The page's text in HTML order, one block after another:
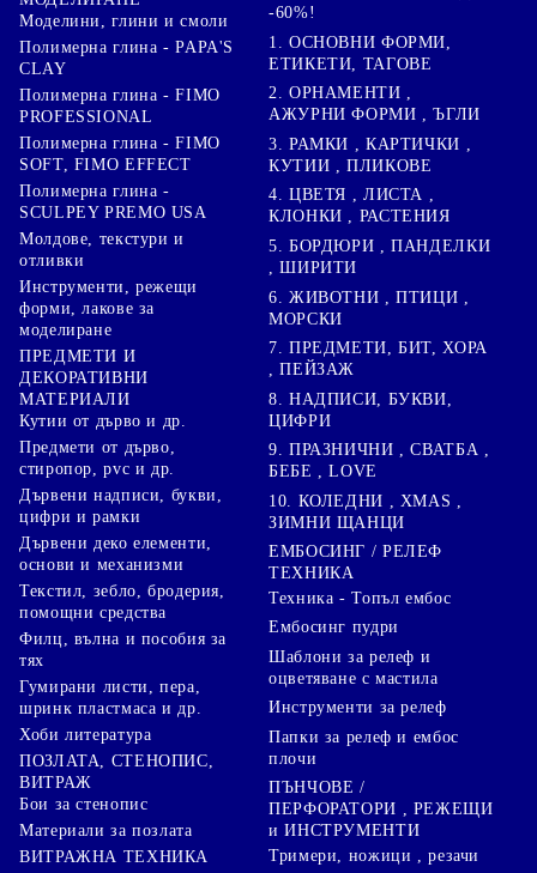
Моделини, глини и смоли
Полимерна глина - PAPA'S
CLAY
Полимерна глина - FIMO
PROFESSIONAL
Полимерна глина - FIMO
SOFT, FIMO EFFECT
Полимерна глина -
SCULPEY PREMO USA
Молдове, текстури и
отливки
Инструменти, режещи
форми, лакове за
моделиране
ПРЕДМЕТИ И
ДЕКОРАТИВНИ
МАТЕРИАЛИ
Кутии от дърво и др.
Предмети от дърво,
стиропор, pvc и др.
Дървени надписи, букви,
цифри и рамки
Дървени деко елементи,
основи и механизми
Текстил, зебло, бродерия,
помощни средства
Филц, вълна и пособия за
тях
Гумирани листи, пера,
шринк пластмаса и др.
Хоби литература
ПОЗЛАТА, СТЕНОПИС,
ВИТРАЖ
Бои за стенопис
Материали за позлата
ВИТРАЖНА ТЕХНИКА
-60%!
1. ОСНОВНИ ФОРМИ,
ЕТИКЕТИ, ТАГОВЕ
2. ОРНАМЕНТИ ,
АЖУРНИ ФОРМИ , ЪГЛИ
3. РАМКИ , КАРТИЧКИ ,
КУТИИ , ПЛИКОВЕ
4. ЦВЕТЯ , ЛИСТА ,
КЛОНКИ , РАСТЕНИЯ
5. БОРДЮРИ , ПАНДЕЛКИ
, ШИРИТИ
6. ЖИВОТНИ , ПТИЦИ ,
МОРСКИ
7. ПРЕДМЕТИ, БИТ, ХОРА
, ПЕЙЗАЖ
8. НАДПИСИ, БУКВИ,
ЦИФРИ
9. ПРАЗНИЧНИ , СВАТБА ,
БЕБЕ , LOVE
10. КОЛЕДНИ , XMAS ,
ЗИМНИ ЩАНЦИ
ЕМБОСИНГ / РЕЛЕФ
ТЕХНИКА
Техника - Топъл ембос
Ембосинг пудри
Шаблони за релеф и
оцветяване с мастила
Инструменти за релеф
Папки за релеф и ембос
плочи
ПЪНЧОВЕ /
ПЕРФОРАТОРИ , РЕЖЕЩИ
и ИНСТРУМЕНТИ
Тримери, ножици , резачи